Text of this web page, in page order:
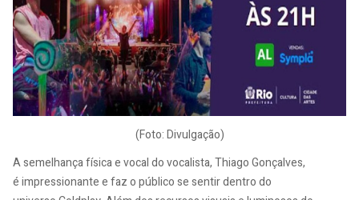
(Foto: Divulgação)
A semelhança física e vocal do vocalista, Thiago Gonçalves,
é impressionante e faz o público se sentir dentro do